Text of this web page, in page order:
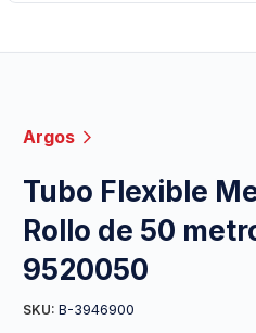
Argos
Tubo Flexible
Rollo de 50
9520050
SKU: B-3946900